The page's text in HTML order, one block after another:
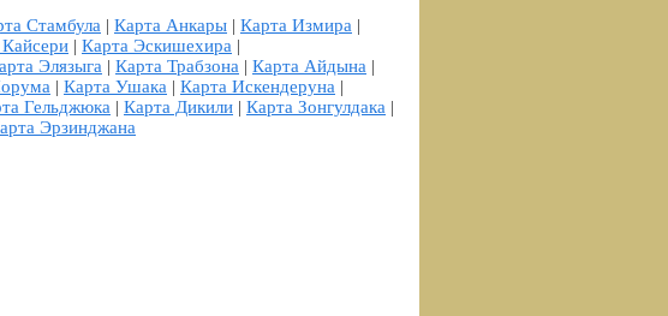
Стамбула | Карта Анкары | Карта Измира |
| Карта Эскишехира |
Элязыга | Карта Трабзона | Карта Айдына |
| Карта Ушака | Карта Искендеруна |
Гельджюка | Карта Дикили | Карта Зонгулдака |
Эрзинджана